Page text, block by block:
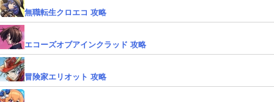
無職転生クロエコ 攻略
エコーズオブアインクラッド 攻略
冒険家エリオット 攻略